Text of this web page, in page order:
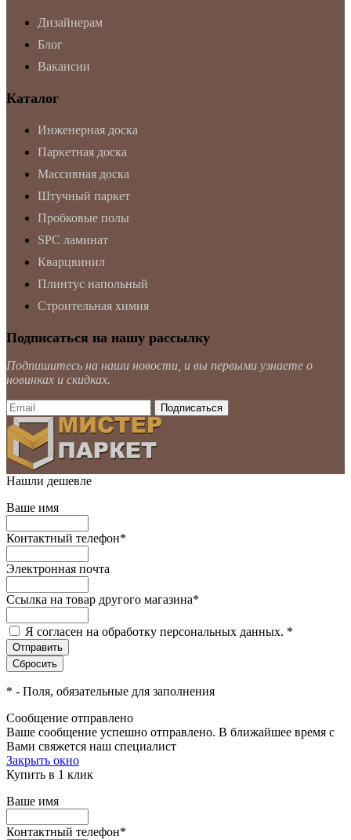
Дизайнерам
Блог
Вакансии
Каталог
Инженерная доска
Паркетная доска
Массивная доска
Штучный паркет
Пробковые полы
SPC ламинат
Кварцвинил
Плинтус напольный
Строительная химия
Подписаться на нашу рассылку
Подпишитесь на наши новости, и вы первыми узнаете о
новинках и скидках.
Нашли дешевле
Ваше имя
Контактный телефон*
Электронная почта
Ссылка на товар другого магазина*
Я согласен на обработку персональных данных. *
* - Поля, обязательные для заполнения
Сообщение отправлено
Ваше сообщение успешно отправлено. В ближайшее время с
Вами свяжется наш специалист
Закрыть окно
Купить в 1 клик
Ваше имя
Контактный телефон*